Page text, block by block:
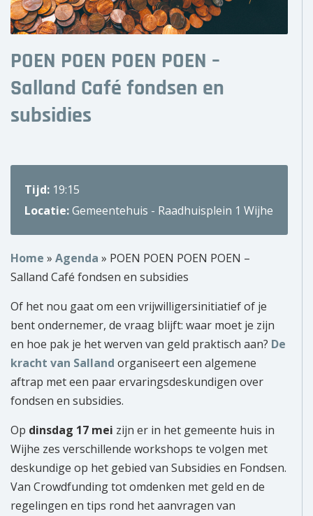
Persoonlijk advies
Contact
naar:
POEN POEN POEN POEN –
Salland Café fondsen en
subsidies
Tijd: 19:15
Locatie:Gemeentehuis - Raadhuisplein 1 Wijhe
Home » Agenda » POEN POEN POEN POEN –
Salland Café fondsen en subsidies
Of het nou gaat om een vrijwilligersinitiatief of je
bent ondernemer, de vraag blijft: waar moet je zijn
en hoe pak je het werven van geld praktisch aan? De
kracht van Salland organiseert een algemene
aftrap met een paar ervaringsdeskundigen over
fondsen en subsidies.
Op dinsdag 17 mei zijn er in het gemeente huis in
Wijhe zes verschillende workshops te volgen met
deskundige op het gebied van Subsidies en Fondsen.
Van Crowdfunding tot omdenken met geld en de
regelingen en tips rond het aanvragen van